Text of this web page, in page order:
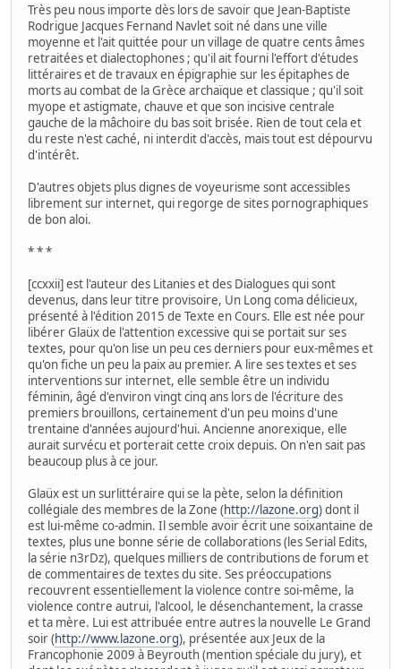
Très peu nous importe dès lors de savoir que Jean-Baptiste
Rodrigue Jacques Fernand Navlet soit né dans une ville
moyenne et l'ait quittée pour un village de quatre cents âmes
retraitées et dialectophones ; qu'il ait fourni l'effort d'études
littéraires et de travaux en épigraphie sur les épitaphes de
morts au combat de la Grèce archaïque et classique ; qu'il soit
myope et astigmate, chauve et que son incisive centrale
gauche de la mâchoire du bas soit brisée. Rien de tout cela et
du reste n'est caché, ni interdit d'accès, mais tout est dépourvu
d'intérêt.
D'autres objets plus dignes de voyeurisme sont accessibles
librement sur internet, qui regorge de sites pornographiques
de bon aloi.
* * *
[ccxxii] est l'auteur des Litanies et des Dialogues qui sont
devenus, dans leur titre provisoire, Un Long coma délicieux,
présenté à l'édition 2015 de Texte en Cours. Elle est née pour
libérer Glaüx de l'attention excessive qui se portait sur ses
textes, pour qu'on lise un peu ces derniers pour eux-mêmes et
qu'on fiche un peu la paix au premier. A lire ses textes et ses
interventions sur internet, elle semble être un individu
féminin, âgé d'environ vingt cinq ans lors de l'écriture des
premiers brouillons, certainement d'un peu moins d'une
trentaine d'années aujourd'hui. Ancienne anorexique, elle
aurait survécu et porterait cette croix depuis. On n'en sait pas
beaucoup plus à ce jour.
Glaüx est un surlittéraire qui se la pète, selon la définition
collégiale des membres de la Zone (http://lazone.org) dont il
est lui-même co-admin. Il semble avoir écrit une soixantaine de
textes, plus une bonne série de collaborations (les Serial Edits,
la série n3rDz), quelques milliers de contributions de forum et
de commentaires de textes du site. Ses préoccupations
recouvrent essentiellement la violence contre soi-même, la
violence contre autrui, l'alcool, le désenchantement, la crasse
et ta mère. Lui est attribuée entre autres la nouvelle Le Grand
soir (http://www.lazone.org), présentée aux Jeux de la
Francophonie 2009 à Beyrouth (mention spéciale du jury), et